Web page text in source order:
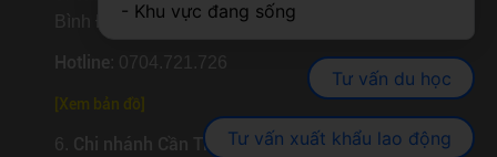
Bình Đức, Tỉnh An Giang.
Hotline: 0704.721.726
Xem bản đồ
6. Chi nhánh Cần Thơ
: Số 160, Đường 30/4, P. Ninh
- Khu vực đang sống
Tư vấn du học
Tư vấn xuất khẩu lao động